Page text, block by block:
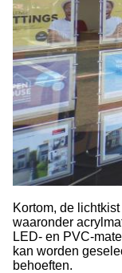
Kortom, de
waaronder
LED- en PVC-
kan worden
behoeften.